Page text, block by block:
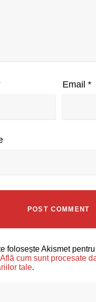
Email *
folosește Akismet
Află cum sunt procesate
tale.